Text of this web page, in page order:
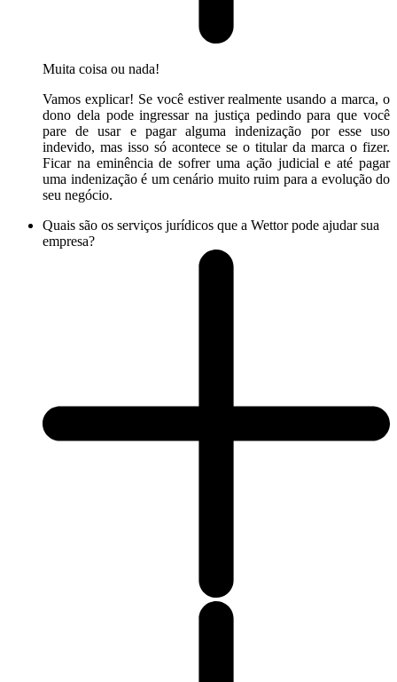
Muita coisa ou nada!
Vamos explicar! Se você estiver realmente usando a marca, o
dono dela pode ingressar na justiça pedindo para que você
pare de usar e pagar alguma indenização por esse uso
indevido, mas isso só acontece se o titular da marca o fizer.
Ficar na eminência de sofrer uma ação judicial e até pagar
uma indenização é um cenário muito ruim para a evolução do
seu negócio.
Quais são os serviços jurídicos que a Wettor pode ajudar sua
empresa?